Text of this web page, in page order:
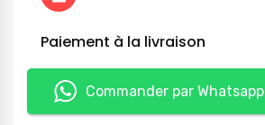
Paiement à la livraison
Commander par Whatsapp